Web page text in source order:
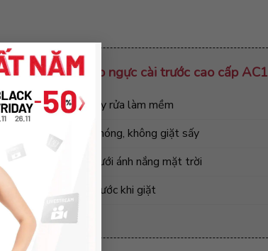
×
Cách vệ sinh áo ngực cài trước cao cấp AC1
sử dụng chất tẩy rửa làm mềm
giặt bằng nước nóng, không giặt sấy
phơi trực tiếp dưới ánh nắng mặt trời
lộn trái quần áo trước khi giặt